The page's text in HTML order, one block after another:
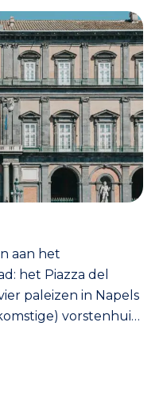
artiesten
de creatieve sector
plein op bankjes
doen dat
aan het
het Piazza del
paleizen in Napels
vorstenhuis
in de
Het koninklijk paleis